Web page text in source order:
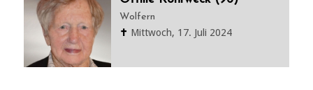
Wolfern
✝ Mittwoch, 17. Juli 2024